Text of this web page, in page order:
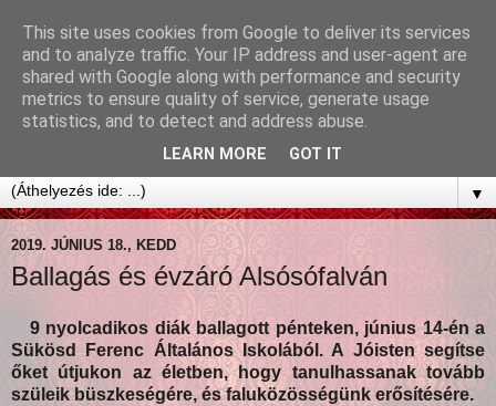
▼
2019. JÚNIUS 18., KEDD
Ballagás és évzáró Alsósófalván
9 nyolcadikos diák ballagott pénteken, június 14-én a
Sükösd Ferenc Általános Iskolából. A Jóisten segítse
őket útjukon az életben, hogy tanulhassanak tovább
szüleik büszkeségére, és faluközösségünk erősítésére.
This site uses cookies from Google to deliver its services
and to analyze traffic. Your IP address and user-agent are
shared with Google along with performance and security
metrics to ensure quality of service, generate usage
statistics, and to detect and address abuse.
LEARN MORE GOT IT